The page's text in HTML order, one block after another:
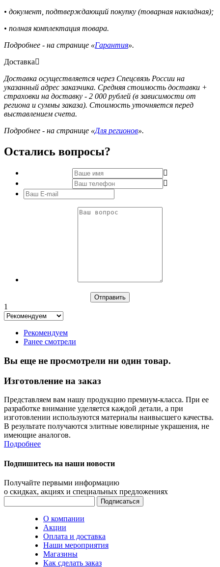
• документ, подтверждающий покупку (товарная накладная);
• полная комплектация товара.
Подробнее - на странице «Гарантия».
Доставка
Доставка осуществляется через Спецсвязь России на
указанный адрес заказчика. Средняя стоимость доставки +
страховки на доставку - 2 000 рублей (в зависимости от
региона и суммы заказа). Стоимость уточняется перед
выставлением счета.
Подробнее - на странице «Для регионов».
Остались вопросы?
1
Рекомендуем
Ранее смотрели
Вы еще не просмотрели ни один товар.
Изготовление на заказ
Представляем вам нашу продукцию премиум-класса. При ее
разработке внимание уделяется каждой детали, а при
изготовлении используются материалы наивысшего качества.
В результате получаются элитные ювелирные украшения, не
имеющие аналогов.
Подробнее
Подпишитесь на наши новости
Получайте первыми информацию
о скидках, акциях и специальных предложениях
О компании
Акции
Оплата и доставка
Наши мероприятия
Магазины
Как сделать заказ